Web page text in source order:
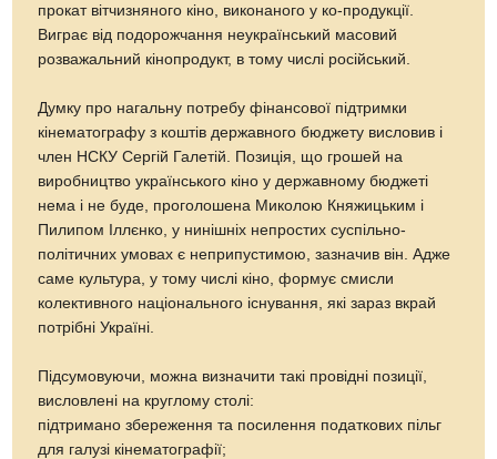
прокат вітчизняного кіно, виконаного у ко-продукції.
Виграє від подорожчання неукраїнський масовий
розважальний кінопродукт, в тому числі російський.
Думку про нагальну потребу фінансової підтримки
кінематографу з коштів державного бюджету висловив і
член НСКУ Сергій Галетій. Позиція, що грошей на
виробництво українського кіно у державному бюджеті
нема і не буде, проголошена Миколою Княжицьким і
Пилипом Іллєнко, у нинішніх непростих суспільно-
політичних умовах є неприпустимою, зазначив він. Адже
саме культура, у тому числі кіно, формує смисли
колективного національного існування, які зараз вкрай
потрібні Україні.
Підсумовуючи, можна визначити такі провідні позиції,
висловлені на круглому столі:
підтримано збереження та посилення податкових пільг
для галузі кінематографії;